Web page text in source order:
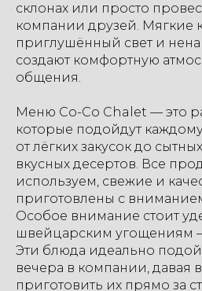
склонах или просто
компании друзей. Мягкие
приглушённый свет и
создают комфортную
общения.
Меню Co-Co Chalet — это
которые подойдут
от лёгких закусок до
вкусных десертов. Все
используем, свежие и
приготовлены с
Особое внимание стоит
швейцарским угощениям
Эти блюда идеально
вечера в компании, давая
приготовить их прямо за